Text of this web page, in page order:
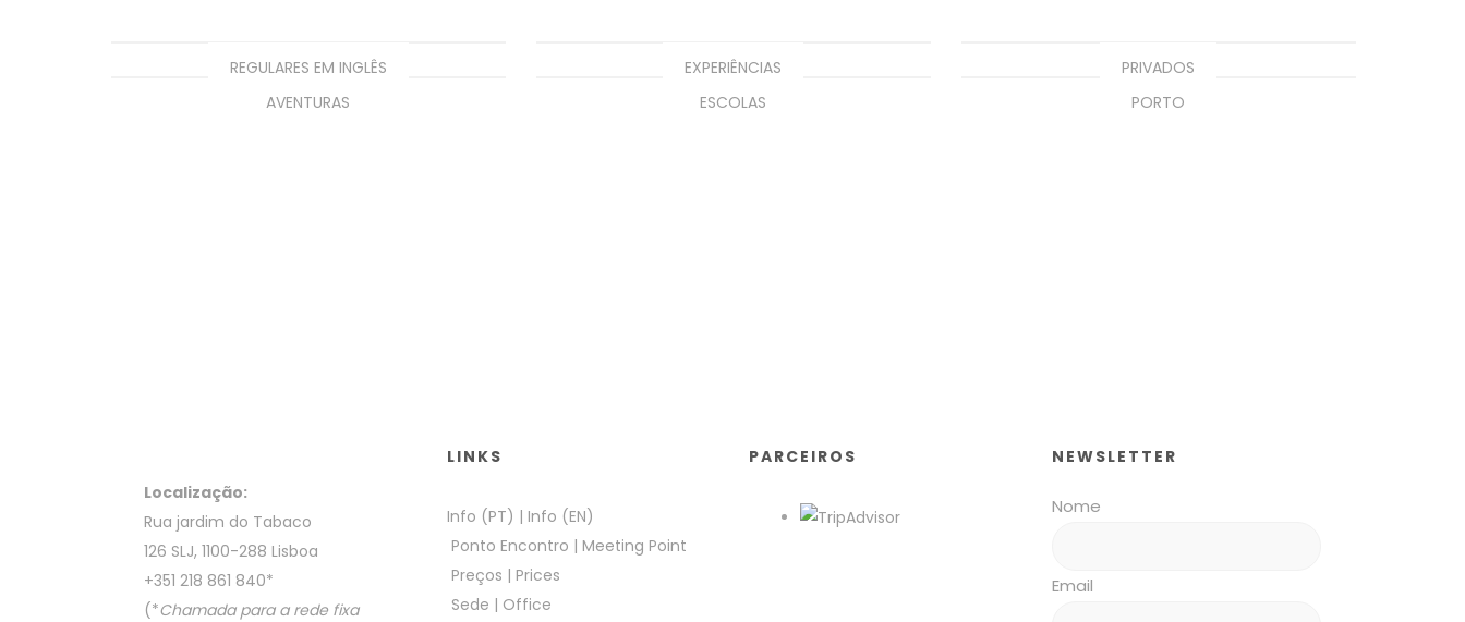
REGULARES EM INGLÊS EXPERIÊNCIAS
PRIVADOS
AVENTURAS
ESCOLAS PORTO
Localização:
Rua jardim do Tabaco
126 SLJ, 1100-288 Lisboa
+351 218 861 840*
(*Chamada para a rede fixa
LINKS
Info (PT) | Info (EN)
Ponto Encontro | Meeting Point
Preços | Prices
Sede | Office
PARCEIROS NEWSLETTER
Nome
Email